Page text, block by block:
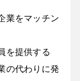
業をマッチン
を提供する
の代わりに発